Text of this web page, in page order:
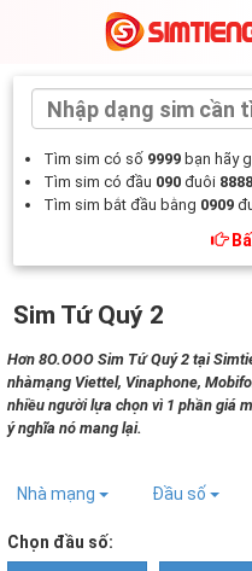
Tìm sim có số 9999 bạn hãy
Tìm sim có đầu 090 đuôi 8888
Tìm sim bắt đầu bằng 0909
Sim Tứ Quý 2
Hơn 8O.OOO Sim Tứ Quý 2 tại
nhàmạng Viettel, Vinaphone,
nhiều người lựa chọn vì 1 phần giá
ý nghĩa nó mang lại.
Nhà mạng Đầu số
Chọn đầu số: